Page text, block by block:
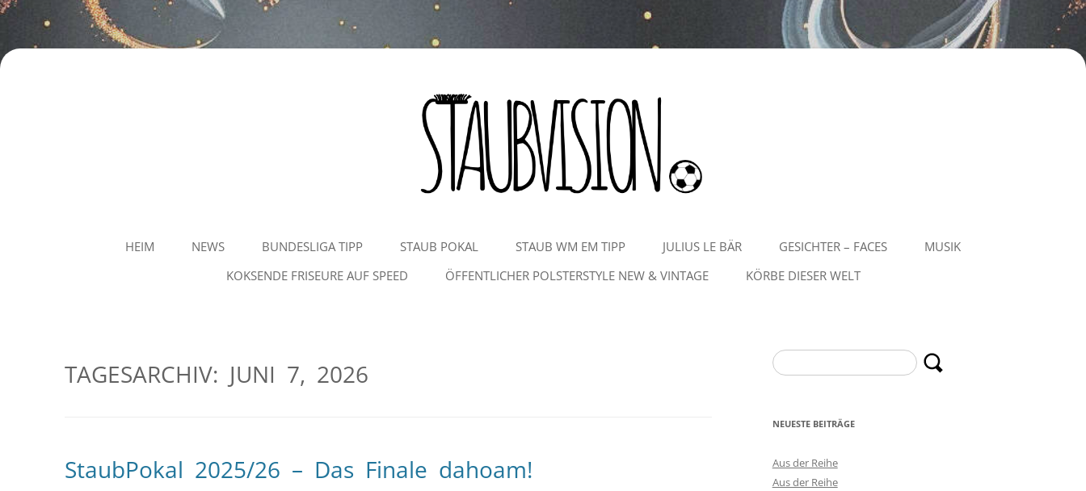
Inhalt
HEIM NEWS BUNDESLIGA TIPP STAUB POKAL STAUB WM EM TIPP JULIUS LE BÄR GESICHTER – FACES
MUSIK
KOKSENDE FRISEURE AUF SPEED
ÖFFENTLICHER POLSTERSTYLE NEW & VINTAGE KÖRBE DIESER WELT
TAGESARCHIV: JUNI 7, 2026
StaubPokal 2025/26 – Das Finale dahoam!
Suchen
nach:
NEUESTE BEITRÄGE
Aus der Reihe
Aus der Reihe